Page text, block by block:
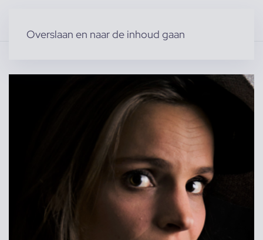
Overslaan en naar de inhoud gaan